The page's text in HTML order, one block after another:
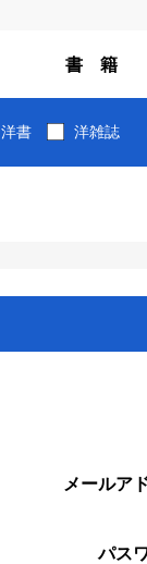
書 籍
洋書 洋雑誌
メールア
パス